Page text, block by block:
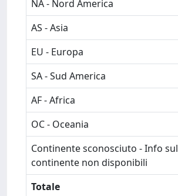
NA - Nord America
AS - Asia
EU - Europa
SA - Sud America
AF - Africa
OC - Oceania
Continente sconosciuto - Info sul
continente non disponibili
Totale